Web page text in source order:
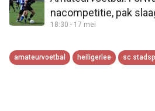
nacompetitie, pak
geen titel Groen Geel
18:30 - 17 mei
amateurvoetbal heiligerlee sc